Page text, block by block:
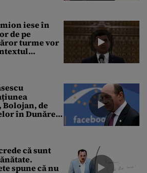
iese în
de pe
turme vor
ovină
de
în Dunăre:
că sunt
spune că nu